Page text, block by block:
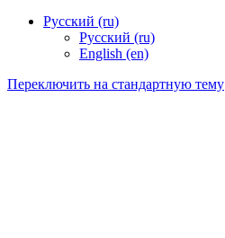
Русский ‎(ru)‎
Русский ‎(ru)‎
English ‎(en)‎
Переключить на стандартную тему